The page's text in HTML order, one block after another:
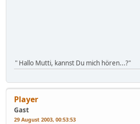
" Hallo Mutti, kannst Du mich hören...?"
Player
Gast
29 August 2003, 00:53:53